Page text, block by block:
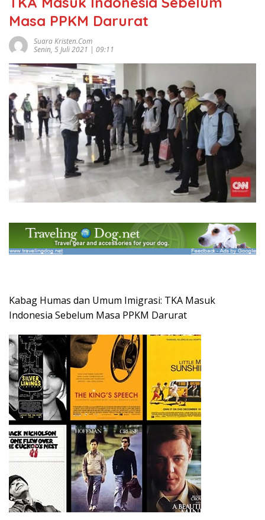
Masa PPKM Darurat
Suara Kristen.com
Senin, 5 Juli 2021 | 09:11
Kabag Humas dan Umum Imigrasi: TKA Masuk
Indonesia Sebelum Masa PPKM Darurat